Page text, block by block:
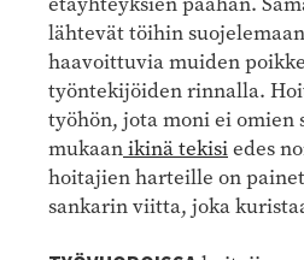
lähtevät töihin
haavoittuvia muiden
työntekijöiden rinnalla.
työhön, jota moni ei omien
mukaanikinä tekisiedes
hoitajien harteille on
sankarin viitta, joka